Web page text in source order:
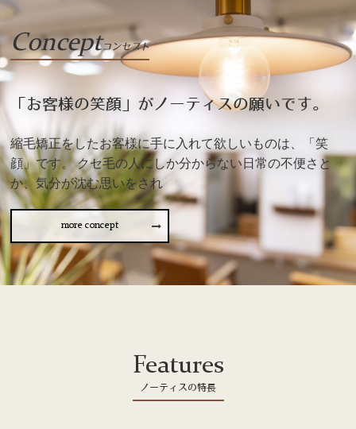
Conceptコンセプト
「お客様の笑顔」がノーティスの願いです。
縮毛矯正をしたお客様に手に入れて欲しいものは、「笑
顔」です。 クセ毛の人にしか分からない日常の不便さと
か、気分が沈む思いをされ
more concept
Features
ノーティスの特長